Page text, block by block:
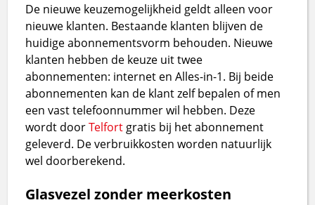
De nieuwe keuzemogelijkheid geldt alleen voor
nieuwe klanten. Bestaande klanten blijven de
huidige abonnementsvorm behouden. Nieuwe
klanten hebben de keuze uit twee
abonnementen: internet en Alles-in-1. Bij beide
abonnementen kan de klant zelf bepalen of men
een vast telefoonnummer wil hebben. Deze
wordt doorTelfort gratis bij het abonnement
geleverd. De verbruikkosten worden natuurlijk
wel doorberekend.
Glasvezel zonder meerkosten